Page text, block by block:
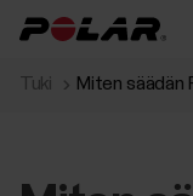
Tuki Miten säädän